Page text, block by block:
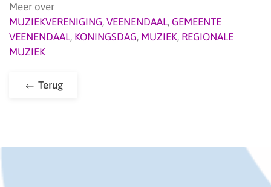
Meer over
MUZIEKVERENIGING, VEENENDAAL, GEMEENTE
VEENENDAAL, KONINGSDAG, MUZIEK, REGIONALE
MUZIEK
Terug